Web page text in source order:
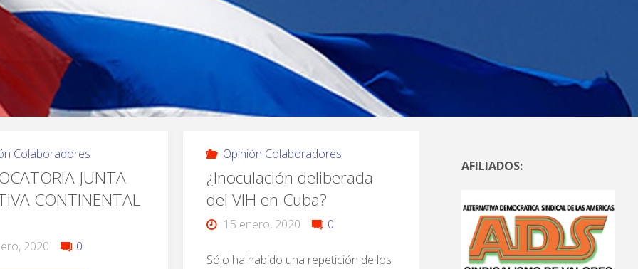
Colaboradores
JUNTA
CONTINENTAL
2020 0
Opinión Colaboradores
¿Inoculación deliberada
del VIH en Cuba?
15 enero, 2020 0
Sólo ha habido una repetición de los
AFILIADOS: